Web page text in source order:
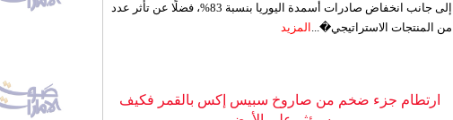
إلى جانب انخفاض صادرات أسمدة اليوريا بنسبة 83%، فضلًا عن تأثر عدد
من المنتجات الاستراتيجي�... المزيد
ارتطام جزء ضخم من صاروخ سبيس إكس بالقمر فكيف